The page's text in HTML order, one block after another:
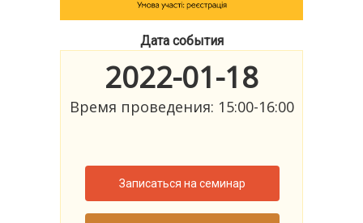
Дата события
2022-01-18
Время проведения: 15:00-16:00
Записаться на семинар